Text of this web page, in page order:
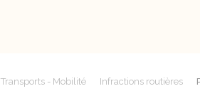
Transports - Mobilité Infractions routières